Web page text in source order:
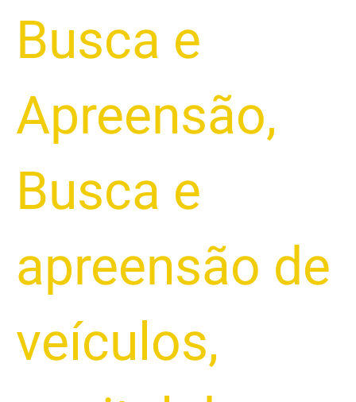
Busca e
Apreensão,
Busca e
apreensão de
veículos,